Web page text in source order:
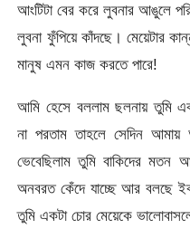
আংটিটা বের করে লুবনার আঙুলে
লুবনা ফুঁপিয়ে কাঁদছে। মেয়েটার
মানুষ এমন কাজ করতে পারে!
আমি হেসে বললাম ছলনায় তুমি
না পরতাম তাহলে সেদিন আমায়
ভেবেছিলাম তুমি বাকিদের মতন
অনবরত কেঁদে যাচ্ছে আর বলছে
তুমি একটা চোর মেয়েকে